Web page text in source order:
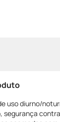
uso diurno/